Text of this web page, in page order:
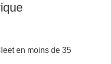
en moins de 35